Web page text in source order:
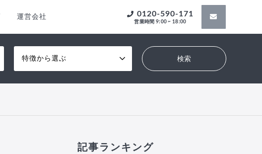
運営会社 0120-590-171
営業時間 9:00 ~ 18:00
特徴から選ぶ
記事ランキング